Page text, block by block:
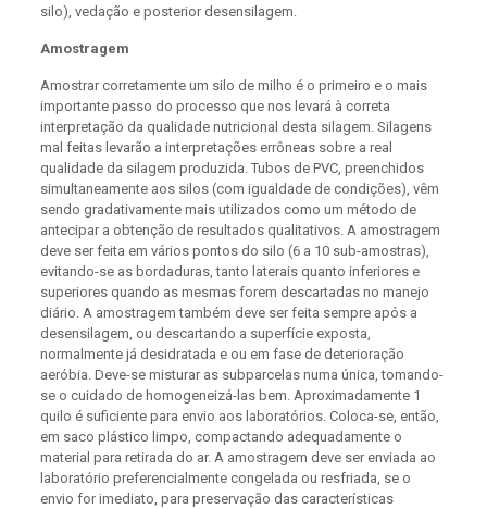
silo), vedação e posterior desensilagem.
Amostragem
Amostrar corretamente um silo de milho é o primeiro e o mais
importante passo do processo que nos levará à correta
interpretação da qualidade nutricional desta silagem. Silagens
mal feitas levarão a interpretações errôneas sobre a real
qualidade da silagem produzida. Tubos de PVC, preenchidos
simultaneamente aos silos (com igualdade de condições), vêm
sendo gradativamente mais utilizados como um método de
antecipar a obtenção de resultados qualitativos. A amostragem
deve ser feita em vários pontos do silo (6 a 10 sub-amostras),
evitando-se as bordaduras, tanto laterais quanto inferiores e
superiores quando as mesmas forem descartadas no manejo
diário. A amostragem também deve ser feita sempre após a
desensilagem, ou descartando a superfície exposta,
normalmente já desidratada e ou em fase de deterioração
aeróbia. Deve-se misturar as subparcelas numa única, tomando-
se o cuidado de homogeneizá-las bem. Aproximadamente 1
quilo é suficiente para envio aos laboratórios. Coloca-se, então,
em saco plástico limpo, compactando adequadamente o
material para retirada do ar. A amostragem deve ser enviada ao
laboratório preferencialmente congelada ou resfriada, se o
envio for imediato, para preservação das características